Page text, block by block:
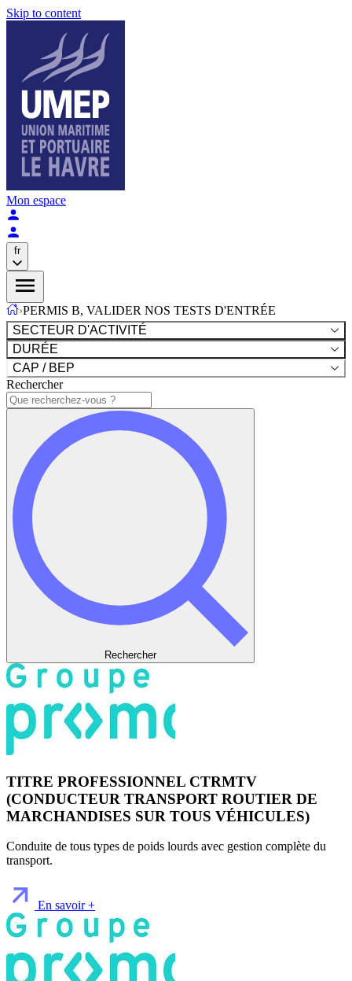
Skip to content
Mon espace
fr
›PERMIS B, VALIDER NOS TESTS D'ENTRÉE
SECTEUR D'ACTIVITÉ
DURÉE
CAP / BEP
Rechercher
Rechercher
TITRE PROFESSIONNEL CTRMTV
(CONDUCTEUR TRANSPORT ROUTIER DE
MARCHANDISES SUR TOUS VÉHICULES)
Conduite de tous types de poids lourds avec gestion complète du
transport.
En savoir +